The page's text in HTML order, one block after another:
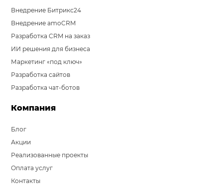
Внедрение Битрикс24
Внедрение amoCRM
Разработка CRM на заказ
ИИ решения для бизнеса
Маркетинг «под ключ»
Разработка сайтов
Разработка чат-ботов
Компания
Блог
Акции
Реализованные проекты
Оплата услуг
Контакты